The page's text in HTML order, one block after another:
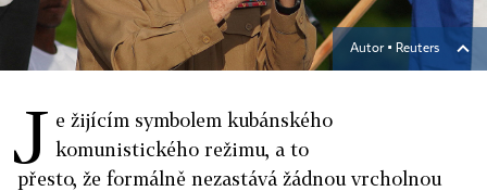
Autor ▪ Reuters
J e žijícím symbolem kubánského
komunistického režimu, a to
přesto, že formálně nezastává žádnou vrcholnou